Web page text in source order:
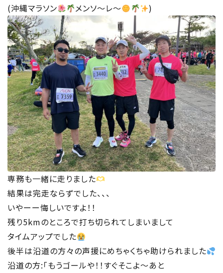
(沖縄マラソン
メンソ〜レ〜 )
専務も一緒に走りました
結果は完走ならずでした、、、
いやーー悔しいですよ！！
残り5kmのところで打ち切られてしまいまして
タイムアップでした
後半は沿道の方々の声援にめちゃくちゃ助けられました
沿道の方:「もうゴールや！！すぐそこよ〜あと